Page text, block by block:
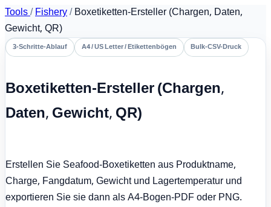
Tools/Fishery/Boxetiketten-Ersteller (Chargen, Daten,
Gewicht, QR)
3-Schritte-Ablauf A4 / US Letter / Etikettenbögen Bulk-CSV-Druck
Boxetiketten-Ersteller (Chargen,
Daten, Gewicht, QR)
Erstellen Sie Seafood-Boxetiketten aus Produktname,
Charge, Fangdatum, Gewicht und Lagertemperatur und
exportieren Sie sie dann als A4-Bogen-PDF oder PNG.